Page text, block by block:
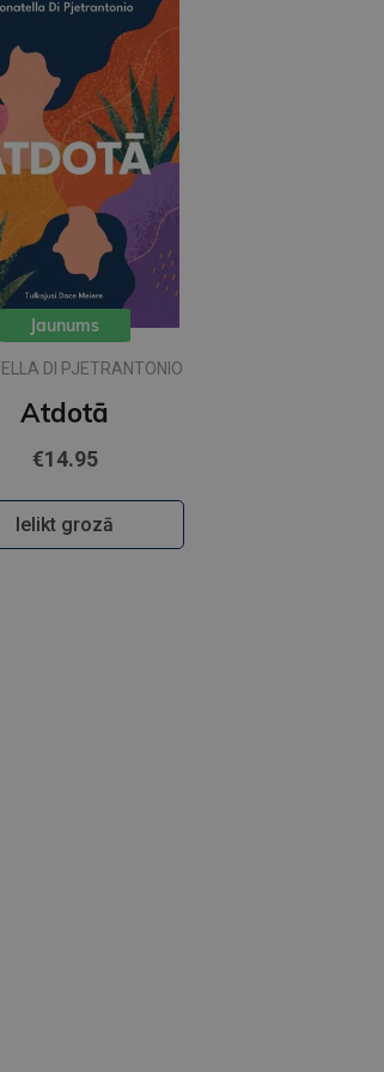
Jaunums
DI PJETRANTONIO
Atdotā
€14.95
Ielikt grozā